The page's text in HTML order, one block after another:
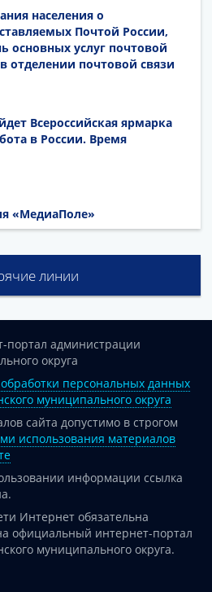
населения о
Почтой России,
основных услуг почтовой
отделении почтовой связи
Всероссийская ярмарка
в России. Время
«МедиаПоле»
линии
администрации
округа
персональных данных
муниципального округа
сайта допустимо в строгом
использования материалов
информации ссылка
Интернет обязательна
официальный интернет-портал
муниципального округа.